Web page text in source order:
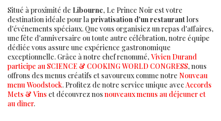
Situé à proximité de Libourne, Le Prince Noir est votre
destination idéale pour laprivatisation d'un restaurantlors
d'événements spéciaux. Que vous organisiez un repas d'affaires,
une fête d'anniversaire ou toute autre célébration, notre équipe
dédiée vous assure une expérience gastronomique
exceptionnelle. Grâce à notre chef renommé, Vivien Durand
participe au SCIENCE & COOKING WORLD CONGRESS, nous
offrons des menus créatifs et savoureux comme notre Nouveau
menu Woodstock. Profitez de notre service unique avecAccords
Mets & Vins et découvrez nos nouveaux menus au déjeuner et
au dîner.